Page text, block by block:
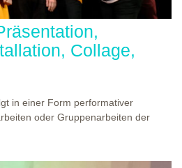
Collage,
in einer Form performativer
oder Gruppenarbeiten der
Die Studierenden des